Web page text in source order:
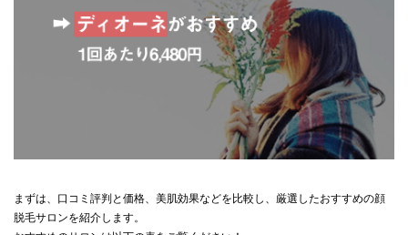
まずは、口コミ評判と価格、美肌効果などを比較し、厳選したおすすめの顔
脱毛サロンを紹介します。